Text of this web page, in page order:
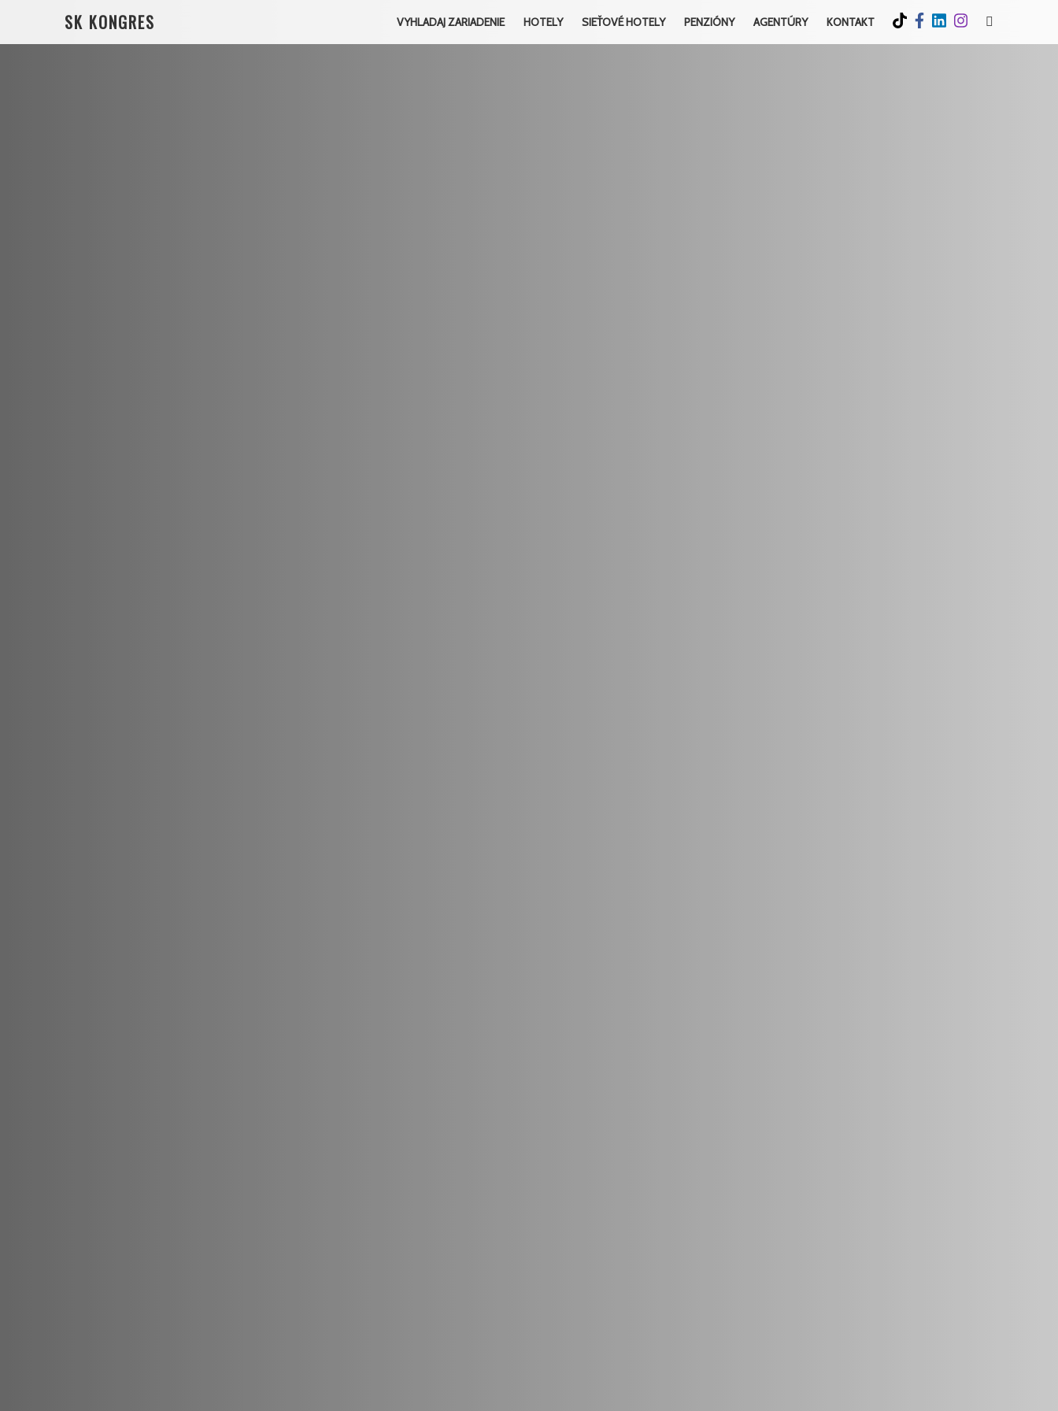
SK KONGRES VYHLADAJ ZARIADENIE HOTELY SIEŤOVÉ HOTELY PENZIÓNY AGENTÚRY KONTAKT